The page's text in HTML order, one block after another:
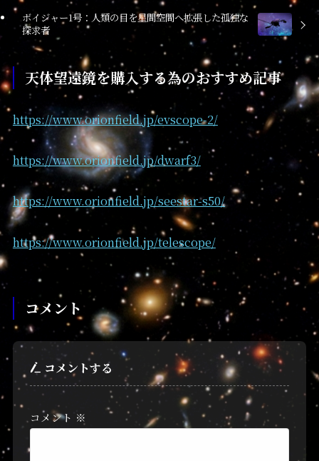
ボイジャー1号：人類の目を星間空間へ拡張した孤独な
探求者
天体望遠鏡を購入する為のおすすめ記事
https://www.orionfield.jp/evscope-2/
https://www.orionfield.jp/dwarf3/
https://www.orionfield.jp/seestar-s50/
https://www.orionfield.jp/telescope/
コメント
コメントする
コメント ※